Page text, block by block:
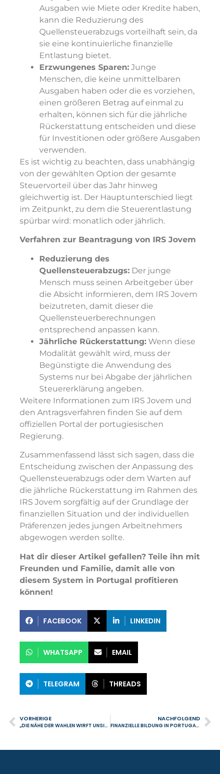
Ausgaben wie Miete oder Kredite haben,
kann die Reduzierung des
Quellensteuerabzugs vorteilhaft sein, da
sie eine kontinuierliche finanzielle
Entlastung bietet.
Erzwungenes Sparen: Junge
Menschen, die keine unmittelbaren
Ausgaben haben oder die es vorziehen,
einen größeren Betrag auf einmal zu
erhalten, können sich für die jährliche
Rückerstattung entscheiden und diese
für Investitionen oder größere Ausgaben
verwenden.
Es ist wichtig zu beachten, dass unabhängig
von der gewählten Option der gesamte
Steuervorteil über das Jahr hinweg
gleichwertig ist. Der Hauptunterschied liegt
im Zeitpunkt, zu dem die Steuerentlastung
spürbar wird: monatlich oder jährlich.
Verfahren zur Beantragung von IRS Jovem
Reduzierung des
Quellensteuerabzugs: Der junge
Mensch muss seinen Arbeitgeber über
die Absicht informieren, dem IRS Jovem
beizutreten, damit dieser die
Quellensteuerberechnungen
entsprechend anpassen kann.
Jährliche Rückerstattung: Wenn diese
Modalität gewählt wird, muss der
Begünstigte die Anwendung des
Systems nur bei Abgabe der jährlichen
Steuererklärung angeben.
Weitere Informationen zum IRS Jovem und
den Antragsverfahren finden Sie auf dem
offiziellen Portal der portugiesischen
Regierung.
Zusammenfassend lässt sich sagen, dass die
Entscheidung zwischen der Anpassung des
Quellensteuerabzugs oder dem Warten auf
die jährliche Rückerstattung im Rahmen des
IRS Jovem sorgfältig auf der Grundlage der
finanziellen Situation und der individuellen
Präferenzen jedes jungen Arbeitnehmers
abgewogen werden sollte.
Hat dir dieser Artikel gefallen? Teile ihn mit
Freunden und Familie, damit alle von
diesem System in Portugal profitieren
können!
FACEBOOK LINKEDIN
WHATSAPP EMAIL
TELEGRAM THREADS
VORHERIGE
„DIE NÄHE DER WAHLEN WIRFT UNSICHERHEITEN HINSICHTLICH DER KONTINUITÄT DIESER STEUERLICHEN MASSNAHMEN AUF.“
NACHFOLGEND
FINANZIELLE BILDUNG IN PORTUGAL: DER WEG ZU EINER NACHHALTIGEN ZUKUNFT APRIL 2025 – WIE MAN MIT DEM INVESTIEREN BEGINNT: EIN LEITFADENFÜR EINSTEIGER